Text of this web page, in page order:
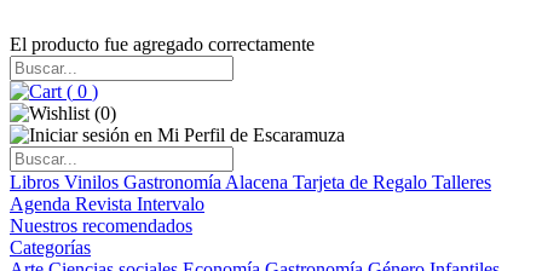
El producto fue agregado correctamente
( 0 )
(0)
Libros Vinilos Gastronomía Alacena Tarjeta de Regalo Talleres
Agenda Revista Intervalo
Nuestros recomendados
Categorías